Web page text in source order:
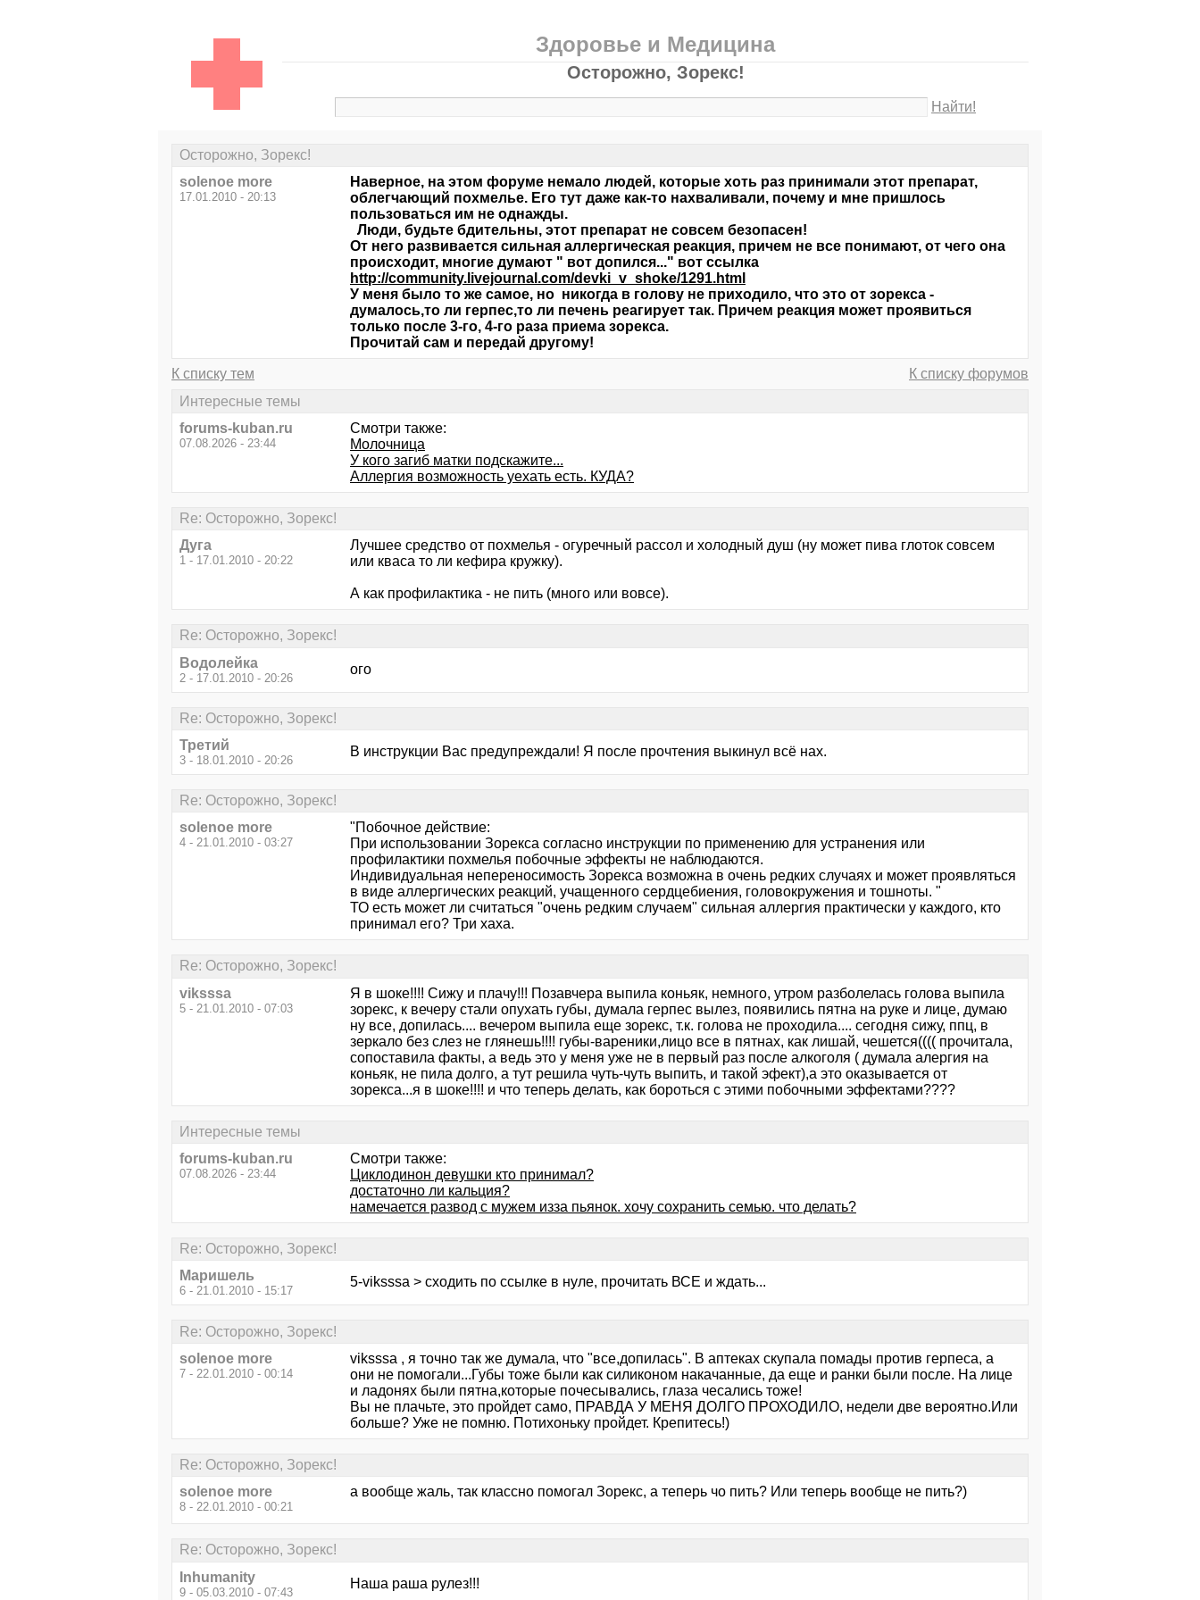
Здоровье и Медицина
Осторожно, Зорекс!
Найти!
Осторожно, Зорекс!
solenoe more
17.01.2010 - 20:13
Наверное, на этом форуме немало людей, которые хоть раз принимали этот препарат,
облегчающий похмелье. Его тут даже как-то нахваливали, почему и мне пришлось
пользоваться им не однажды.
Люди, будьте бдительны, этот препарат не совсем безопасен!
От него развивается сильная аллергическая реакция, причем не все понимают, от чего она
происходит, многие думают " вот допился..." вот ссылка
http://community.livejournal.com/devki_v_shoke/1291.html
У меня было то же самое, но никогда в голову не приходило, что это от зорекса -
думалось,то ли герпес,то ли печень реагирует так. Причем реакция может проявиться
только после 3-го, 4-го раза приема зорекса.
Прочитай сам и передай другому!
К списку тем
К списку форумов
Интересные темы
forums-kuban.ru
07.08.2026 - 23:44
Смотри также:
Молочница
У кого загиб матки подскажите...
Аллергия возможность уехать есть. КУДА?
Re: Осторожно, Зорекс!
Дуга
1 - 17.01.2010 - 20:22
Лучшее средство от похмелья - огуречный рассол и холодный душ (ну может пива глоток совсем
или кваса то ли кефира кружку).
А как профилактика - не пить (много или вовсе).
Re: Осторожно, Зорекс!
Водолейка
2 - 17.01.2010 - 20:26
ого
Re: Осторожно, Зорекс!
Третий
3 - 18.01.2010 - 20:26
В инструкции Вас предупреждали! Я после прочтения выкинул всё нах.
Re: Осторожно, Зорекс!
solenoe more
4 - 21.01.2010 - 03:27
"Побочное действие:
При использовании Зорекса согласно инструкции по применению для устранения или
профилактики похмелья побочные эффекты не наблюдаются.
Индивидуальная непереносимость Зорекса возможна в очень редких случаях и может проявляться
в виде аллергических реакций, учащенного сердцебиения, головокружения и тошноты. "
ТО есть может ли считаться "очень редким случаем" сильная аллергия практически у каждого, кто
принимал его? Три хаха.
Re: Осторожно, Зорекс!
viksssa
5 - 21.01.2010 - 07:03
Я в шоке!!!! Сижу и плачу!!! Позавчера выпила коньяк, немного, утром разболелась голова выпила
зорекс, к вечеру стали опухать губы, думала герпес вылез, появились пятна на руке и лице, думаю
ну все, допилась.... вечером выпила еще зорекс, т.к. голова не проходила.... сегодня сижу, ппц, в
зеркало без слез не глянешь!!!! губы-вареники,лицо все в пятнах, как лишай, чешется(((( прочитала,
сопоставила факты, а ведь это у меня уже не в первый раз после алкоголя ( думала алергия на
коньяк, не пила долго, а тут решила чуть-чуть выпить, и такой эфект),а это оказывается от
зорекса...я в шоке!!!! и что теперь делать, как бороться с этими побочными эффектами????
Интересные темы
forums-kuban.ru
07.08.2026 - 23:44
Смотри также:
Циклодинон девушки кто принимал?
достаточно ли кальция?
намечается развод с мужем изза пьянок. хочу сохранить семью. что делать?
Re: Осторожно, Зорекс!
Маришель
6 - 21.01.2010 - 15:17
5-viksssa > сходить по ссылке в нуле, прочитать ВСЕ и ждать...
Re: Осторожно, Зорекс!
solenoe more
7 - 22.01.2010 - 00:14
viksssa , я точно так же думала, что "все,допилась". В аптеках скупала помады против герпеса, а
они не помогали...Губы тоже были как силиконом накачанные, да еще и ранки были после. На лице
и ладонях были пятна,которые почесывались, глаза чесались тоже!
Вы не плачьте, это пройдет само, ПРАВДА У МЕНЯ ДОЛГО ПРОХОДИЛО, недели две вероятно.Или
больше? Уже не помню. Потихоньку пройдет. Крепитесь!)
Re: Осторожно, Зорекс!
solenoe more
8 - 22.01.2010 - 00:21
а вообще жаль, так классно помогал Зорекс, а теперь чо пить? Или теперь вообще не пить?)
Re: Осторожно, Зорекс!
Inhumanity
9 - 05.03.2010 - 07:43
Наша раша рулез!!!